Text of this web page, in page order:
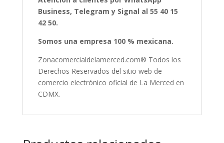
Business, Telegram y Signal al 55 40 15
42 50.
Somos una empresa 100 % mexicana.
Zonacomercialdelamerced.com® Todos los
Derechos Reservados del sitio web de
comercio electrónico oficial de La Merced en
CDMX.